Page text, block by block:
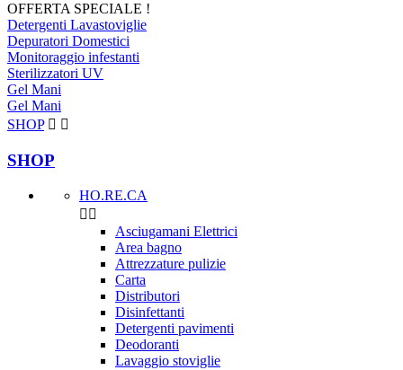
OFFERTA SPECIALE !
Detergenti Lavastoviglie
Depuratori Domestici
Monitoraggio infestanti
Sterilizzatori UV
Gel Mani
Gel Mani
SHOP  
SHOP
HO.RE.CA
 
Asciugamani Elettrici
Area bagno
Attrezzature pulizie
Carta
Distributori
Disinfettanti
Detergenti pavimenti
Deodoranti
Lavaggio stoviglie